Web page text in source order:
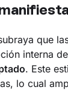
que
interna
. Este
lo cual